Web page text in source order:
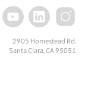
순한 기술 시연을
’과 비즈니스 트렌드를
2905 Homestead Rd,
Santa Clara, CA 95051